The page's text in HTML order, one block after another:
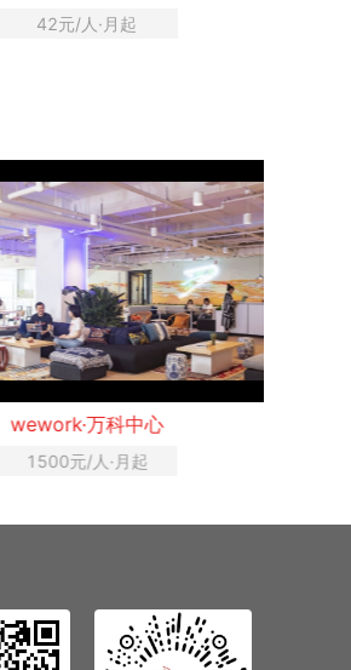
42元/人·月起
雷格斯·德力西大厦
648元/人·月起